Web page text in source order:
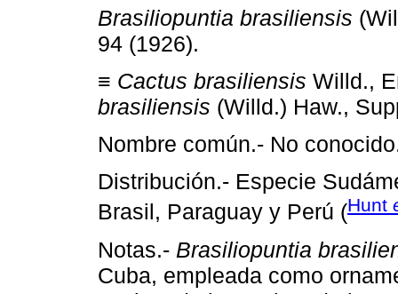
Brasiliopuntia brasiliensis
94 (1926).
≡ Cactus brasiliensis Willd.,
brasiliensis (Willd.) Haw.,
Nombre común.- No
Distribución.- Especie
Brasil, Paraguay y Perú (Hunt
Notas.- Brasiliopuntia
Cuba, empleada como